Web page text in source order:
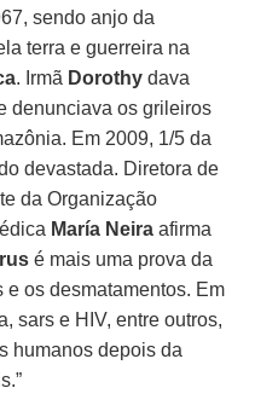
sendo anjo da
terra e guerreira na
. Irmã Dorothy dava
denunciava os grileiros
Em 2009, 1/5 da
devastada. Diretora de
da Organização
María Neira afirma
é mais uma prova da
os desmatamentos. Em
sars e HIV, entre outros,
humanos depois da